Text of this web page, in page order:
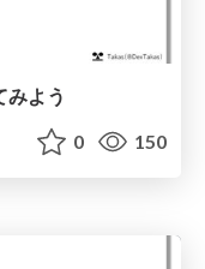
みよう
0 150